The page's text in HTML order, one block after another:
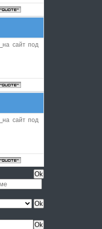
на сайт под
на сайт под